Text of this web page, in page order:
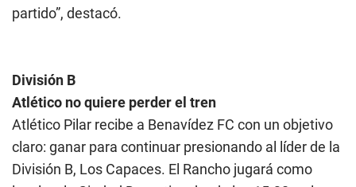
partido”, destacó.
División B
Atlético no quiere perder el tren
Atlético Pilar recibe a Benavídez FC con un objetivo
claro: ganar para continuar presionando al líder de la
División B, Los Capaces. El Rancho jugará como